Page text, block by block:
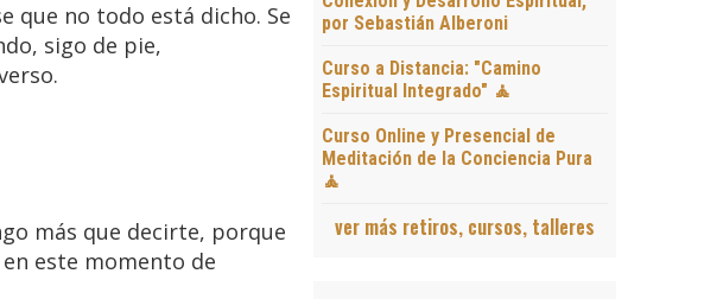
que no todo está dicho. Se
sigo de pie,
más que decirte, porque
este momento de
por Sebastián Alberoni
Curso a Distancia: "Camino
Espiritual Integrado" 🧘
Curso Online y Presencial de
Meditación de la Conciencia Pura
🧘
ver más retiros, cursos, talleres